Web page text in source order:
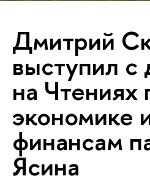
Дмитрий
выступил с
на Чтениях
экономике
финансам
Ясина